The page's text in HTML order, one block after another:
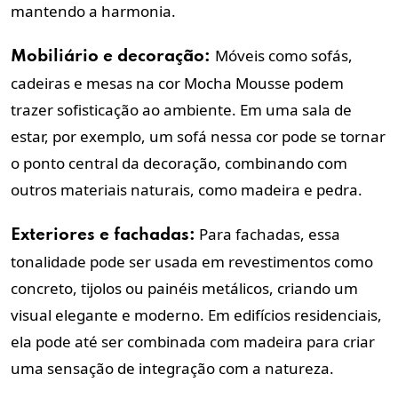
mantendo a harmonia.
Mobiliário e decoração: Móveis como sofás,
cadeiras e mesas na cor Mocha Mousse podem
trazer sofisticação ao ambiente. Em uma sala de
estar, por exemplo, um sofá nessa cor pode se tornar
o ponto central da decoração, combinando com
outros materiais naturais, como madeira e pedra.
Exteriores e fachadas: Para fachadas, essa
tonalidade pode ser usada em revestimentos como
concreto, tijolos ou painéis metálicos, criando um
visual elegante e moderno. Em edifícios residenciais,
ela pode até ser combinada com madeira para criar
uma sensação de integração com a natureza.